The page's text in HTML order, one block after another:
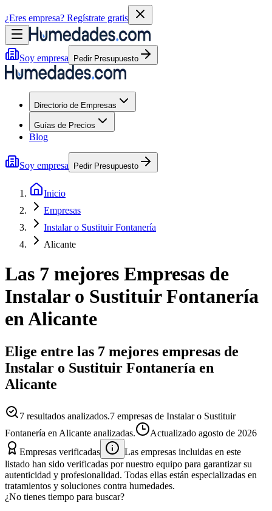
¿Eres empresa? Regístrate gratis
Soy empresa Pedir Presupuesto
Directorio de Empresas
Guías de Precios
Blog
Soy empresa Pedir Presupuesto
Inicio
Empresas
Instalar o Sustituir Fontanería
Alicante
Las 7 mejores Empresas de
Instalar o Sustituir Fontanería
enAlicante
Elige entre las 7 mejores empresas de
Instalar o Sustituir Fontanería en
Alicante
7 resultados analizados.7 empresas de Instalar o Sustituir
Fontanería en Alicante analizadas.
Actualizado agosto de 2026
Empresas verificadas
Las empresas incluidas en este
listado han sido verificadas por nuestro equipo para garantizar su
autenticidad y profesionalidad. Todas ellas están especializadas en
tratamientos y soluciones contra humedades.
¿No tienes tiempo para buscar?